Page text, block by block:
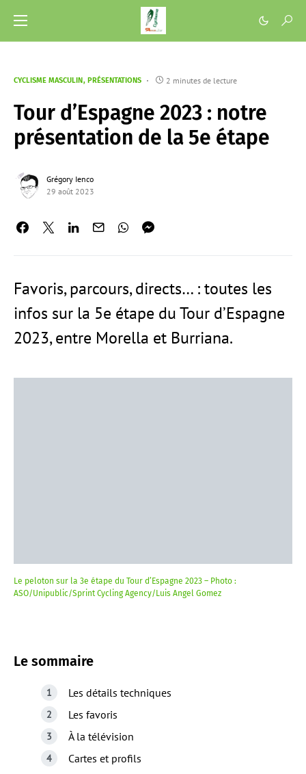
CYCLISME MASCULIN PRÉSENTATIONS 2 minutes de lecture
Tour d’Espagne 2023 : notre
présentation de la 5e étape
Grégory Ienco
29 août 2023
Favoris, parcours, directs… : toutes les
infos sur la 5e étape du Tour d’Espagne
2023, entre Morella et Burriana.
Le peloton sur la 3e étape du Tour d’Espagne 2023 – Photo :
ASO/Unipublic/Sprint Cycling Agency/Luis Angel Gomez
Le sommaire
Les détails techniques
Les favoris
À la télévision
Cartes et profils